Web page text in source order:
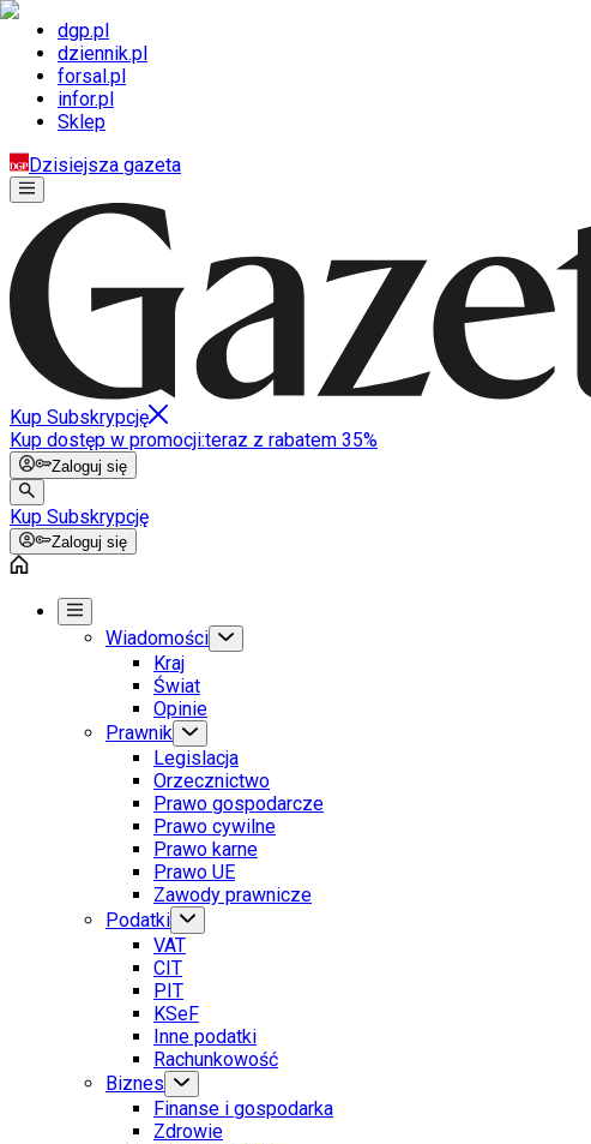
dgp.pl
dziennik.pl
forsal.pl
infor.pl
Sklep
Dzisiejsza gazeta
Kup Subskrypcję
Kup dostęp w promocji:teraz z rabatem 35%
Zaloguj się
Kup Subskrypcję
Zaloguj się
Wiadomości
Kraj
Świat
Opinie
Prawnik
Legislacja
Orzecznictwo
Prawo gospodarcze
Prawo cywilne
Prawo karne
Prawo UE
Zawody prawnicze
Podatki
VAT
CIT
PIT
KSeF
Inne podatki
Rachunkowość
Biznes
Finanse i gospodarka
Zdrowie